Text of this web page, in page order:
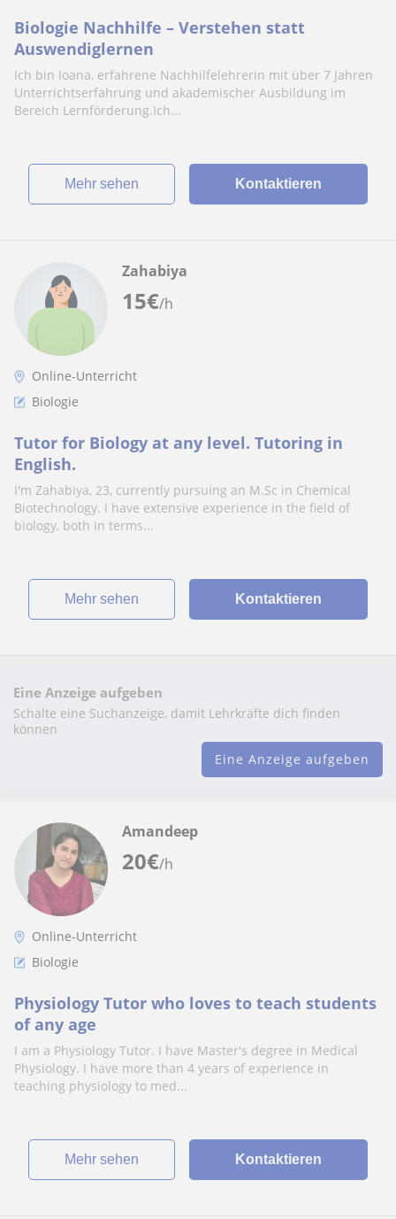
Biologie Nachhilfe – Verstehen statt
Auswendiglernen
Ich bin Ioana, erfahrene Nachhilfelehrerin mit über 7 Jahren
Unterrichtserfahrung und akademischer Ausbildung im
Bereich Lernförderung.Ich...
Mehr sehen Kontaktieren
15€/h
Zahabiya
Online-Unterricht
Biologie
Tutor for Biology at any level. Tutoring in
English.
I'm Zahabiya, 23, currently pursuing an M.Sc in Chemical
Biotechnology. I have extensive experience in the field of
biology, both in terms...
Mehr sehen Kontaktieren
Eine Anzeige aufgeben
Schalte eine Suchanzeige, damit Lehrkräfte dich finden
können
Eine Anzeige aufgeben
20€/h
Amandeep
Online-Unterricht
Biologie
Physiology Tutor who loves to teach students
of any age
I am a Physiology Tutor. I have Master's degree in Medical
Physiology. I have more than 4 years of experience in
teaching physiology to med...
Mehr sehen Kontaktieren